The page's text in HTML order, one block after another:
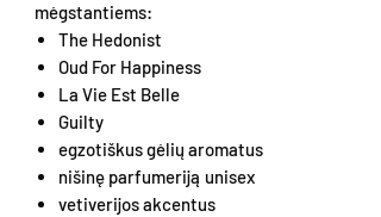
mėgstantiems:
The Hedonist
Oud For Happiness
La Vie Est Belle
Guilty
egzotiškus gėlių aromatus
nišinę parfumeriją unisex
vetiverijos akcentus